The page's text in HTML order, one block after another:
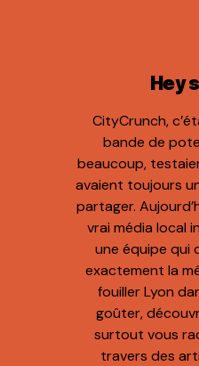
Hey
CityCrunch,
bande de
beaucoup,
avaient toujours
partager.
vrai média local
une équipe qui
exactement la
fouiller Lyon
goûter,
surtout vous
travers des